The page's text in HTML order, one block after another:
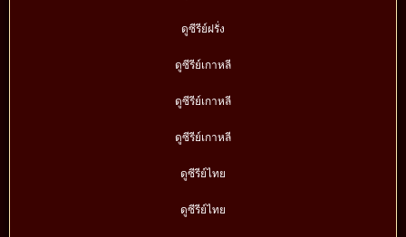
ดูซีรีย์ฝรั่ง
ดูซีรีย์เกาหลี
ดูซีรีย์เกาหลี
ดูซีรีย์เกาหลี
ดูซีรีย์ไทย
ดูซีรีย์ไทย